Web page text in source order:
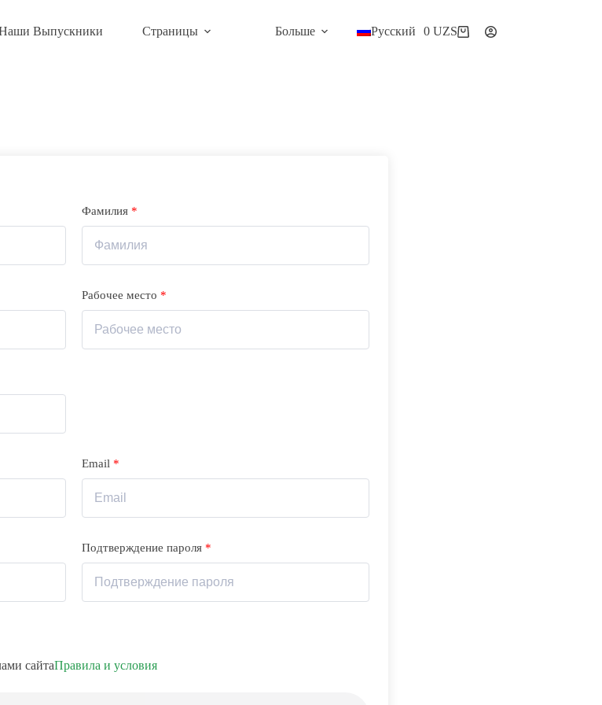
Выпускники Страницы Больше Русский Корзина
0 UZS
Фамилия *
Рабочее место *
Email *
Подтверждение пароля *
сайтаПравила и условия